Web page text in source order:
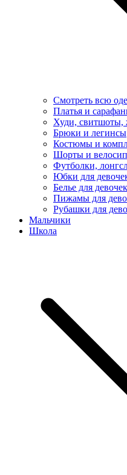
Смотреть всю
Платья и
Худи, свитшоты,
Брюки и легинсы
Костюмы и
Шорты и
Футболки,
Юбки для
Белье для девочек
Пижамы для
Рубашки для
Мальчики
Школа